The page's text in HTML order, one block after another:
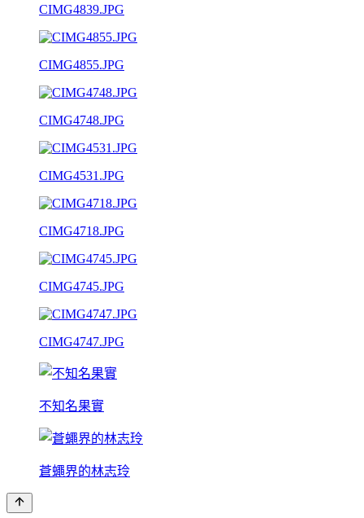
CIMG4839.JPG
CIMG4855.JPG
CIMG4748.JPG
CIMG4531.JPG
CIMG4718.JPG
CIMG4745.JPG
CIMG4747.JPG
不知名果實
蒼蠅界的林志玲